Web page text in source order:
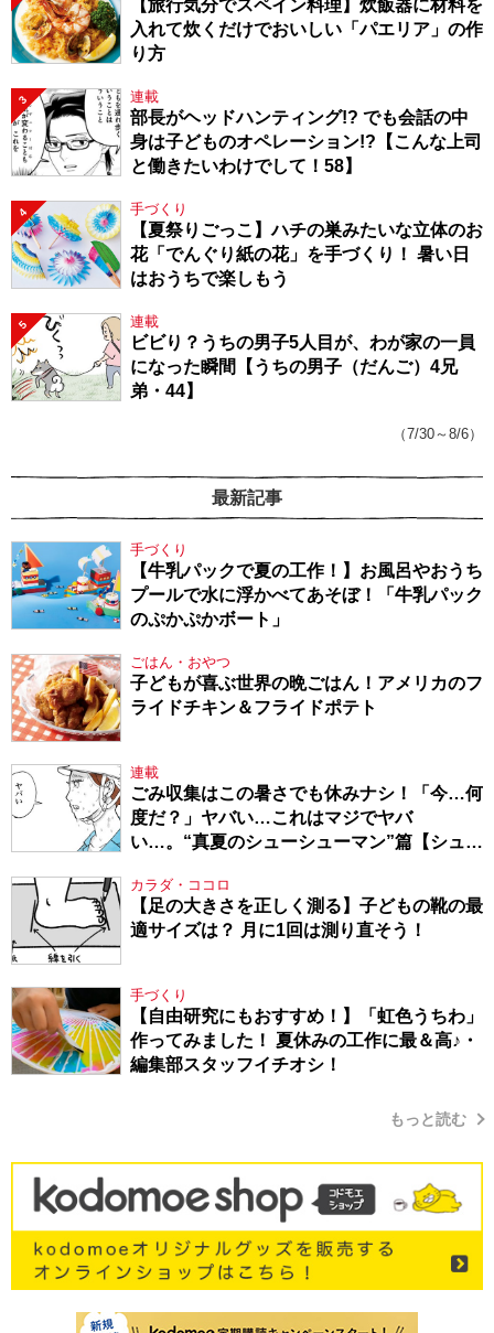
【旅行気分でスペイン料理】炊飯器に材料を
入れて炊くだけでおいしい「パエリア」の作
り方
3 連載
部長がヘッドハンティング!? でも会話の中
身は子どものオペレーション!?【こんな上司
と働きたいわけでして！58】
4 手づくり
【夏祭りごっこ】ハチの巣みたいな立体のお
花「でんぐり紙の花」を手づくり！ 暑い日
はおうちで楽しもう
5 連載
ビビり？うちの男子5人目が、わが家の一員
になった瞬間【うちの男子（だんご）4兄
弟・44】
（7/30～8/6）
最新記事
手づくり
【牛乳パックで夏の工作！】お風呂やおうち
プールで水に浮かべてあそぼ！「牛乳パック
のぷかぷかボート」
ごはん・おやつ
子どもが喜ぶ世界の晩ごはん！アメリカのフ
ライドチキン＆フライドポテト
連載
ごみ収集はこの暑さでも休みナシ！「今…何
度だ？」ヤバい…これはマジでヤバ
い…。“真夏のシューシューマン”篇【シュー
カラダ・ココロ
【足の大きさを正しく測る】子どもの靴の最
適サイズは？ 月に1回は測り直そう！
手づくり
【自由研究にもおすすめ！】「虹色うちわ」
作ってみました！ 夏休みの工作に最＆高♪・
編集部スタッフイチオシ！
もっと読む